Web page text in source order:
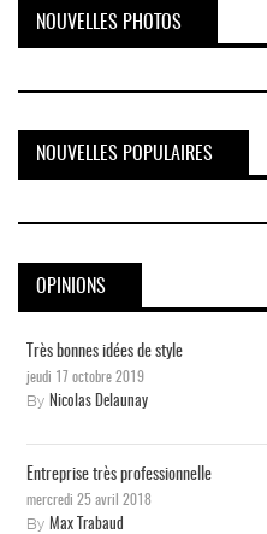
NOUVELLES PHOTOS
NOUVELLES POPULAIRES
OPINIONS
Très bonnes idées de style
jeudi 17 octobre 2019
By Nicolas Delaunay
Entreprise très professionnelle
mercredi 25 avril 2018
By Max Trabaud